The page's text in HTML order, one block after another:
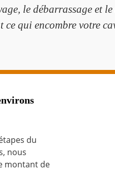
le débarrassage et
qui encombre votre
du
nous
montant de